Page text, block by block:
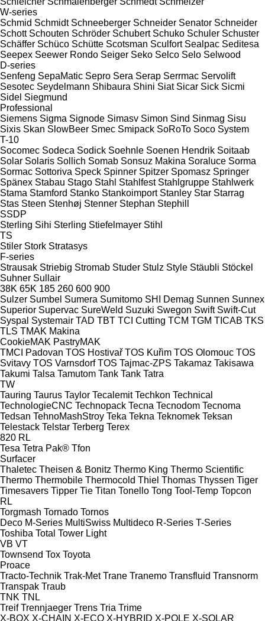
W-series
Schmid Schmidt Schneeberger Schneider Senator Schneider
Schott Schouten Schröder Schubert Schuko Schuler Schuster
Schäffer Schüco Schütte Scotsman Sculfort Sealpac Seditesa
Seepex Seewer Rondo Seiger Seko Selco Selo Selwood
D-series
Senfeng SepaMatic Sepro Sera Serap Serrmac Servolift
Sesotec Seydelmann Shibaura Shini Siat Sicar Sick Sicmi
Sidel Siegmund
Professional
Siemens Sigma Signode Simasv Simon Sind Sinmag Sisu
Sixis Skan SlowBeer Smec Smipack SoRoTo Soco System
T-10
Socomec Sodeca Sodick Soehnle Soenen Hendrik Soitaab
Solar Solaris Sollich Somab Sonsuz Makina Soraluce Sorma
Sormac Sottoriva Speck Spinner Spitzer Spomasz Springer
Spänex Stabau Stago Stahl Stahlfest Stahlgruppe Stahlwerk
Stama Stamford Stanko Stankoimport Stanley Star Starrag
Stas Steen Stenhøj Stenner Stephan Stephill
SSDP
Sterling Sihi Sterling Stiefelmayer Stihl
TS
Stiler Stork Stratasys
F-series
Strausak Striebig Stromab Studer Stulz Style Stäubli Stöckel
Suhner Sullair
38K 65K 185 260 600 900
Sulzer Sumbel Sumera Sumitomo SHI Demag Sunnen Sunnex
Superior Supervac SureWeld Suzuki Swegon Swift Swift-Cut
Syspal Systemair TAD TBT TCI Cutting TCM TGM TICAB TKS
TLS TMAK Makina
CookieMAK PastryMAK
TMCI Padovan TOS Hostivař TOS Kuřim TOS Olomouc TOS
Svitavy TOS Varnsdorf TOS Tajmac-ZPS Takamaz Takisawa
Takumi Talsa Tamutom Tank Tank Tatra
TW
Tauring Taurus Taylor Tecalemit Techkon Technical
TechnologieCNC Technopack Tecna Tecnodom Tecnoma
Tedsan TehnoMashStroy Teka Tekna Teknomek Teksan
Telestack Telstar Terberg Terex
820 RL
Tesa Tetra Pak® Tfon
Surfacer
Thaletec Theisen & Bonitz Thermo King Thermo Scientific
Thermo Thermobile Thermocold Thiel Thomas Thyssen Tiger
Timesavers Tipper Tie Titan Tonello Tong Tool-Temp Topcon
RL
Torgmash Tornado Tornos
Deco M-Series MultiSwiss Multideco R-Series T-Series
Toshiba Total Tower Light
VB VT
Townsend Tox Toyota
Proace
Tracto-Technik Trak-Met Trane Tranemo Transfluid Transnorm
Transpak Traub
TNK TNL
Treif Trennjaeger Trens Tria Trime
X-BOX X-CHAIN X-ECO X-HYBRID X-POLE X-SOLAR